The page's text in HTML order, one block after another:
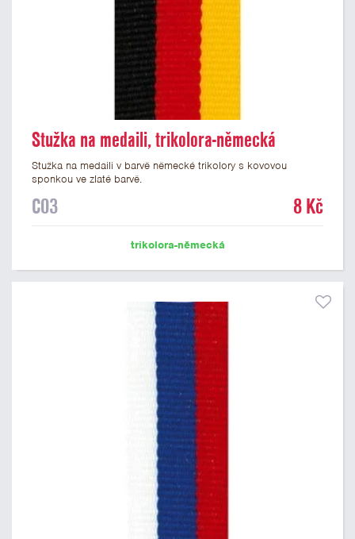
Stužka na medaili, trikolora-německá
Stužka na medaili v barvě německé trikolory s kovovou
sponkou ve zlaté barvě.
C03 8 Kč
trikolora-německá